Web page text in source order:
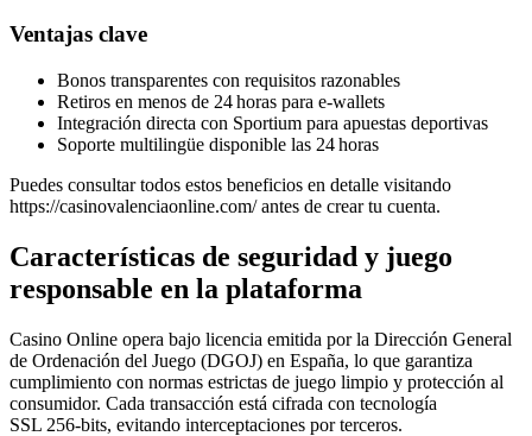
Ventajas clave
Bonos transparentes con requisitos razonables
Retiros en menos de 24 horas para e‑wallets
Integración directa con Sportium para apuestas deportivas
Soporte multilingüe disponible las 24 horas
Puedes consultar todos estos beneficios en detalle visitando
https://casinovalenciaonline.com/ antes de crear tu cuenta.
Características de seguridad y juego
responsable en la plataforma
Casino Online opera bajo licencia emitida por la Dirección General
de Ordenación del Juego (DGOJ) en España, lo que garantiza
cumplimiento con normas estrictas de juego limpio y protección al
consumidor. Cada transacción está cifrada con tecnología
SSL 256‑bits, evitando interceptaciones por terceros.